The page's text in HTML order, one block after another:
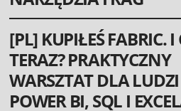
(slajdy + ćwiczenia dla uczestników)
JĘZYK:
PL
POZIOM:
300
TBA
CO PRZYGOTOWAĆ:
DŁUGOŚĆ WARSZTATU:
Cały dzień (8 godzin)
FORMA WARSZTATU:
Warsztat
(slajdy + ćwiczenia dla uczestników)
JĘZYK:
[PL] KUPIŁEŚ FABRIC. I
TERAZ? PRAKTYCZNY
WARSZTAT DLA
POWER BI, SQL I